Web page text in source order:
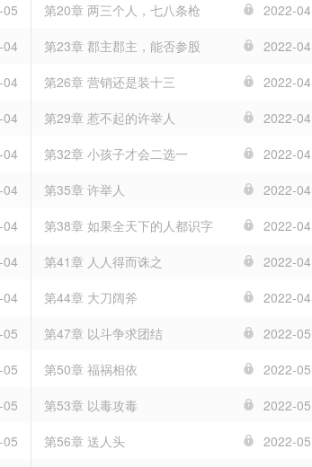
第20章 两三个人，七八条枪 2022-04
第23章 郡主郡主，能否参股 2022-04
04 第26章 营销还是装十三 2022-04
第29章 惹不起的许举人 2022-04
04 第32章 小孩子才会二选一 2022-04
第35章 许举人 2022-04
04 第38章 如果全天下的人都识字 2022-04
第41章 人人得而诛之 2022-04
04 第44章 大刀阔斧 2022-04
第47章 以斗争求团结 2022-05
第50章 福祸相依 2022-05
第53章 以毒攻毒 2022-05
第56章 送人头 2022-05